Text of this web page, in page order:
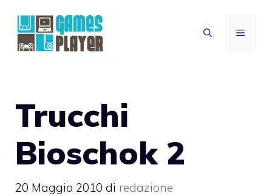
contenuto
MENU
Trucchi
Bioschok 2
20 Maggio 2010 di redazione